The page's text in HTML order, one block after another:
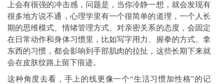
上会有很强的冲击感，问题是，当你冷静一想，就会发现有
很多地方说不通，心理学里有一个很简单的道理，一个人长
期的思维模式、情绪管理方式、对亲密关系的态度，会固定
在日常动作和身体习惯里，比如写字用力、握拳的方式、拿
东西的习惯，都会影响到手部肌肉的拉扯，这些长期下来就
会在皮肤纹路上留下痕迹。
这种角度去看，手上的线更像一个“生活习惯加性格”的记